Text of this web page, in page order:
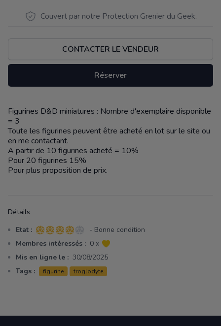
Couvert par notre Protection Grenier du Geek.
CONTACTER LE VENDEUR
Réserver
Description
Figurines D&D miniatures : Nombre d'exemplaire disponible
= 3
Toute les figurines peuvent être acheté en lot sur le site ou
en me contactant.
A partir de 10 figurines acheté = 10%
Pour 20 figurines 15%
Pour plus proposition de prix.
Détails
Etat : 4 sur 5 étoiles
- Bonne condition
Membres intéressés : 0 x
Mis en ligne le : 30/08/2025
Tags :
figurine troglodyte